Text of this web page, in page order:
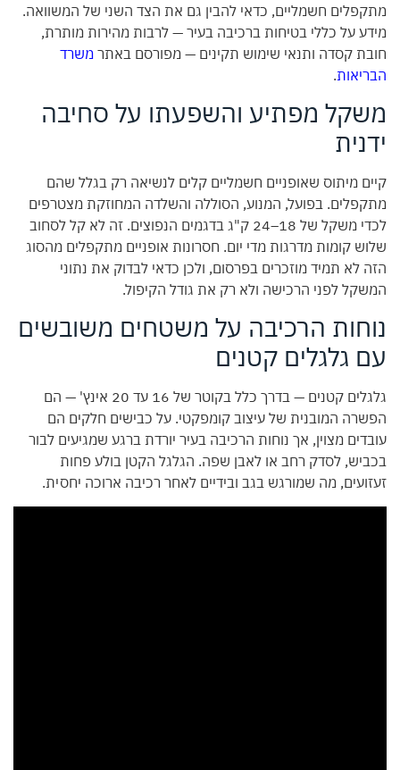
מתקפלים חשמליים, כדאי להבין גם את הצד השני של המשוואה.
מידע על כללי בטיחות ברכיבה בעיר — לרבות מהירות מותרת,
חובת קסדה ותנאי שימוש תקינים — מפורסם באתר משרד
הבריאות.
משקל מפתיע והשפעתו על סחיבה
ידנית
קיים מיתוס שאופניים חשמליים קלים לנשיאה רק בגלל שהם
מתקפלים. בפועל, המנוע, הסוללה והשלדה המחוזקת מצטרפים
לכדי משקל של 18–24 ק"ג בדגמים הנפוצים. זה לא קל לסחוב
שלוש קומות מדרגות מדי יום. חסרונות אופניים מתקפלים מהסוג
הזה לא תמיד מוזכרים בפרסום, ולכן כדאי לבדוק את נתוני
המשקל לפני הרכישה ולא רק את גודל הקיפול.
נוחות הרכיבה על משטחים משובשים
עם גלגלים קטנים
גלגלים קטנים — בדרך כלל בקוטר של 16 עד 20 אינץ' — הם
הפשרה המובנית של עיצוב קומפקטי. על כבישים חלקים הם
עובדים מצוין, אך נוחות הרכיבה בעיר יורדת ברגע שמגיעים לבור
בכביש, לסדק רחב או לאבן שפה. הגלגל הקטן בולע פחות
זעזועים, מה שמורגש בגב ובידיים לאחר רכיבה ארוכה יחסית.